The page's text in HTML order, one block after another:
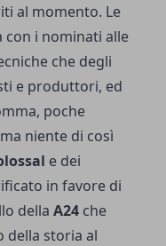
al momento. Le
con i nominati alle
che degli
e produttori, ed
poche
niente di così
e dei
in favore di
della A24 che
della storia al